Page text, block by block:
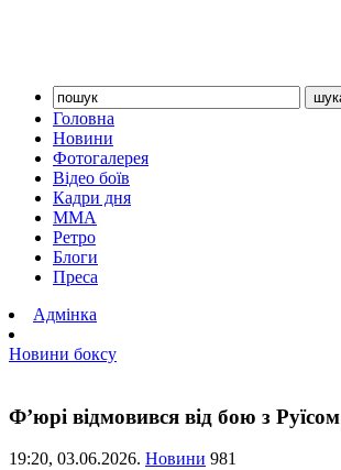
Головна
Новини
Фотогалерея
Відео боїв
Кадри дня
ММА
Ретро
Блоги
Преса
Адмінка
Новини боксу
Ф’юрі відмовився від бою з Руїсом
19:20, 03.06.2026. Новини 981